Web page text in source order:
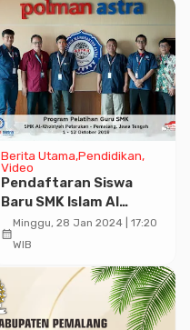
Berita Utama Pendidikan
Video
Pendaftaran Siswa
Baru SMK Islam Al
Khoiriyah Petarukan
calendar_month
Minggu, 28 Jan 2024 | 17:20
WIB